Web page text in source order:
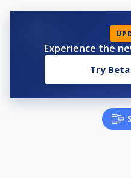
Experience the
Try